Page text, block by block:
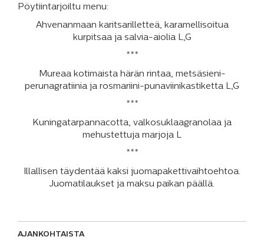
Pöytiintarjoiltu menu:
Ahvenanmaan karitsarilletteä, karamellisoitua
kurpitsaa ja salvia-aiolia L,G
***
Mureaa kotimaista härän rintaa, metsäsieni-
perunagratiinia ja rosmariini-punaviinikastiketta L,G
***
Kuningatarpannacotta, valkosuklaagranolaa ja
mehustettuja marjoja L
***
Illallisen täydentää kaksi juomapakettivaihtoehtoa.
Juomatilaukset ja maksu paikan päällä.
AJANKOHTAISTA